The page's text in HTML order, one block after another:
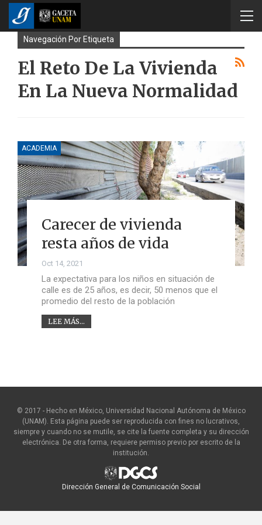
Navegación Por Etiqueta
El Reto De La Vivienda
En La Nueva Normalidad
ACADEMIA
Carecer de vivienda
resta años de vida
Oct 14, 2021
La expectativa para los niños en situación de
calle es de 25 años, es decir, 50 menos que el
promedio del resto de la población
LEE MÁS...
© 2017 - Hecho en México, Universidad Nacional Autónoma de México
(UNAM). Esta página puede ser reproducida con fines no lucrativos,
siempre y cuando no se mutile, se cite la fuente completa y su dirección
electrónica. De otra forma, requiere permiso previo por escrito de la
institución.
Dirección General de Comunicación Social